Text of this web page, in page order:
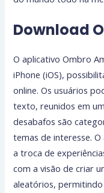
Download
O aplicativo Ombro
iPhone (iOS),
online. Os usuários
texto, reunidos em
desabafos são
temas de interesse.
a troca de
com a visão de criar
aleatórios,